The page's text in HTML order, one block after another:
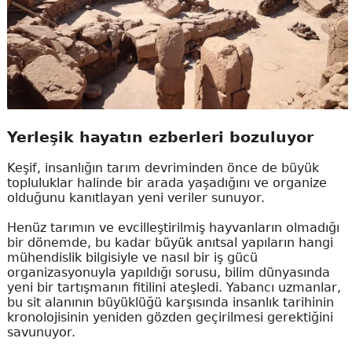
Yerleşik hayatın ezberleri bozuluyor
Keşif, insanlığın tarım devriminden önce de büyük
topluluklar halinde bir arada yaşadığını ve organize
olduğunu kanıtlayan yeni veriler sunuyor.
Henüz tarımın ve evcilleştirilmiş hayvanların olmadığı
bir dönemde, bu kadar büyük anıtsal yapıların hangi
mühendislik bilgisiyle ve nasıl bir iş gücü
organizasyonuyla yapıldığı sorusu, bilim dünyasında
yeni bir tartışmanın fitilini ateşledi. Yabancı uzmanlar,
bu sit alanının büyüklüğü karşısında insanlık tarihinin
kronolojisinin yeniden gözden geçirilmesi gerektiğini
savunuyor.